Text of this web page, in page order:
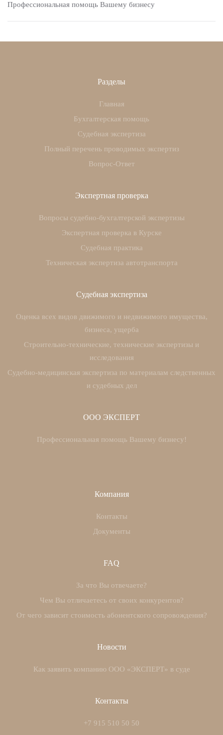
Профессиональная помощь Вашему бизнесу
Разделы
Главная
Бухгалтерская помощь
Судебная экспертиза
Полный перечень проводимых экспертиз
Вопрос-Ответ
Экспертная проверка
Вопросы судебно-бухгалтерской экспертизы
Экспертная проверка в Курске
Судебная практика
Техническая экспертиза автотранспорта
Судебная экспертиза
Оценка всех видов движимого и недвижимого имущества,
бизнеса, ущерба
Строительно-технические, технические экспертизы и
исследования
Судебно-медицинская экспертиза по материалам следственных
и судебных дел
ООО ЭКСПЕРТ
Профессиональная помощь Вашему бизнесу!
Компания
Контакты
Документы
FAQ
За что Вы отвечаете?
Чем Вы отличаетесь от своих конкурентов?
От чего зависит стоимость абонентского сопровождения?
Новости
Как заявить компанию ООО «ЭКСПЕРТ» в суде
Контакты
+7 915 510 50 50